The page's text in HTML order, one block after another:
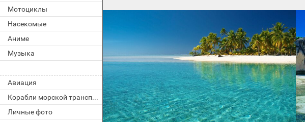
Мотоциклы
Насекомые
Аниме
Музыка
Авиация
Корабли морской транспорт
Личные фото